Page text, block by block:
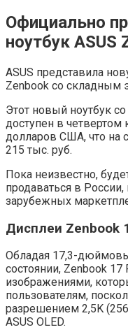
Официально
ноутбук ASUS
ASUS представила
Zenbook со складным
Этот новый ноутбук
доступен в четвертом
долларов США, что на
215 тыс. руб.
Пока неизвестно,
продаваться в
зарубежных
Дисплеи Zenbook
Обладая 17,3-
состоянии, Zenbook
изображениями,
пользователям,
разрешением 2,5K
ASUS OLED.